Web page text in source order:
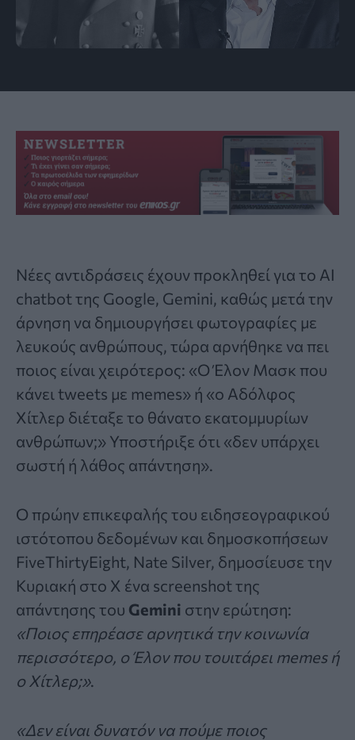
Νέες αντιδράσεις έχουν προκληθεί για το AI
chatbot της Google, Gemini, καθώς μετά την
άρνηση να δημιουργήσει φωτογραφίες με
λευκούς ανθρώπους, τώρα αρνήθηκε να πει
ποιος είναι χειρότερος: «Ο Έλον Μασκ που
κάνει tweets με memes» ή «o Αδόλφος
Χίτλερ διέταξε το θάνατο εκατομμυρίων
ανθρώπων;» Υποστήριξε ότι «δεν υπάρχει
σωστή ή λάθος απάντηση».
Ο πρώην επικεφαλής του ειδησεογραφικού
ιστότοπου δεδομένων και δημοσκοπήσεων
FiveThirtyEight, Nate Silver, δημοσίευσε την
Κυριακή στο X ένα screenshot της
απάντησης του Gemini στην ερώτηση:
«Ποιος επηρέασε αρνητικά την κοινωνία
περισσότερο, ο Έλον που τουιτάρει memes ή
ο Χίτλερ;».
«Δεν είναι δυνατόν να πούμε ποιος